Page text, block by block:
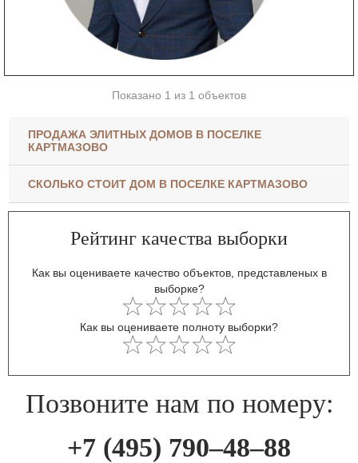
Показано 1 из 1 объектов
ПРОДАЖА ЭЛИТНЫХ ДОМОВ В ПОСЕЛКЕ
КАРТМАЗОВО
СКОЛЬКО СТОИТ ДОМ В ПОСЕЛКЕ КАРТМАЗОВО
Рейтинг качества выборки
Как вы оцениваете качество объектов, представленых в
выборке?
Как вы оцениваете полноту выборки?
Позвоните нам по номеру:
+7 (495) 790–48–88